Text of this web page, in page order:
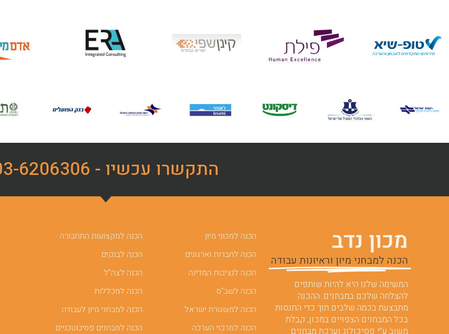
התקשרו עכשיו - 03-6206306
מכון נדב
הכנה למבחני מיון וראיונות עבודה
המשימה שלנו היא להיות שותפים
להצלחה שלכם במבחנים. ההכנה
מתבצעת בכמה שלבים תוך כדי התנסות
בכל המבחנים הצפויים במכון, קבלת
משוב ע”י פסיכולוג וערכת מבחנים
הכנה למכוני מיון
הכנה לחברות וארגונים
הכנה לנציבות המדינה
הכנה לשב"ס
הכנה למשטרת ישראל
הכנה למרכזי הערכה
הכנה למקצועות התחבורה
הכנה לבנקים
הכנה לצה”ל
הכנה למכללות
הכנה למבחני מיון לעבודה
הכנה למבחנים פסיכוטכניים